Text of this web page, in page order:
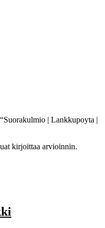
| Lankkupoyta |
kirjoittaa arvioinnin.